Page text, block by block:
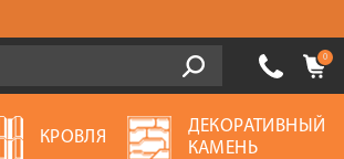
0
КРОВЛЯ
ДЕКОРАТИВНЫЙ
КАМЕНЬ